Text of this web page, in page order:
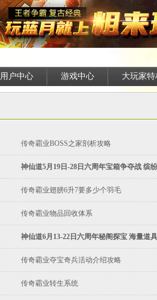
用户中心 游戏中心 大玩家特
传奇霸业BOSS之家剖析攻略
神仙道5月19日-28日六周年宝箱争夺战 缤
传奇霸业翅膀6升7要多少个羽毛
传奇霸业物品回收体系
神仙道6月13-22日六周年秘阁探宝 海量道
传奇霸业夺宝奇兵活动介绍攻略
传奇霸业转生系统